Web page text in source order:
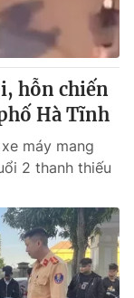
hỗn chiến
Hà Tĩnh
máy mang
2 thanh thiếu